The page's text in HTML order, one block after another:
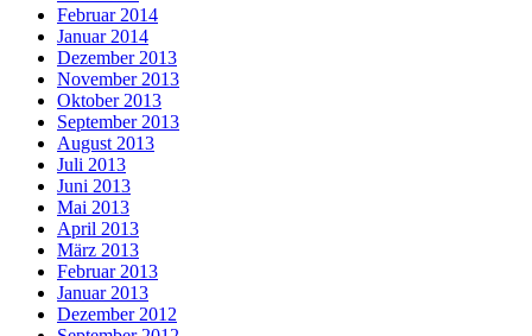
Februar 2014
Januar 2014
Dezember 2013
November 2013
Oktober 2013
September 2013
August 2013
Juli 2013
Juni 2013
Mai 2013
April 2013
März 2013
Februar 2013
Januar 2013
Dezember 2012